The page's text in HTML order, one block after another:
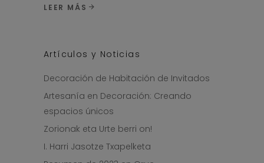
LEER MÁS
Artículos y Noticias
Decoración de Habitación de Invitados
Artesanía en Decoración: Creando
espacios únicos
Zorionak eta Urte berri on!
I. Harri Jasotze Txapelketa